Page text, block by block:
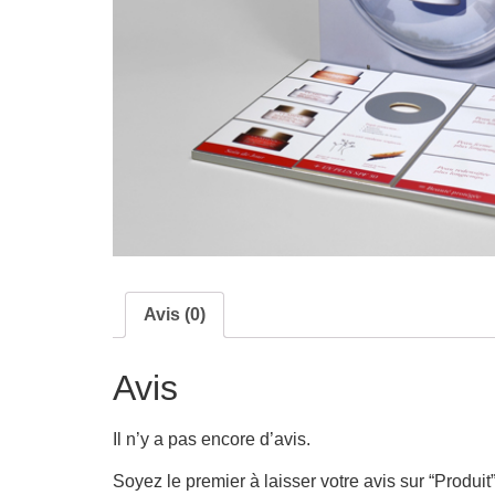
Avis (0)
Avis
Il n’y a pas encore d’avis.
Soyez le premier à laisser votre avis sur “Produit”